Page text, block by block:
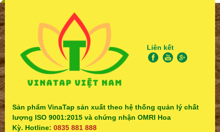
Liên kết
Sản phẩm VinaTap sản xuất theo hệ thống quản lý chất
lượng ISO 9001:2015 và chứng nhận OMRI Hoa
Kỳ. Hotline: 0835 881 888